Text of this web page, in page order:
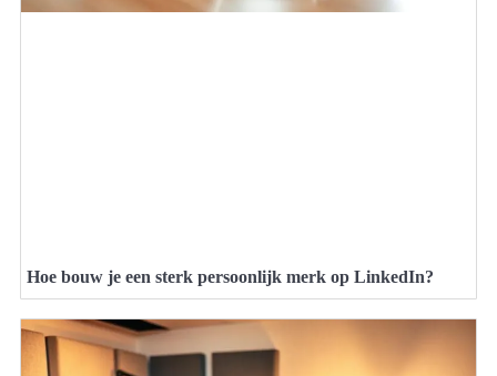
Hoe bouw je een sterk persoonlijk merk op LinkedIn?